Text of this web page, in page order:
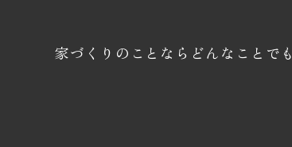
家づくりのことならどんなことでも